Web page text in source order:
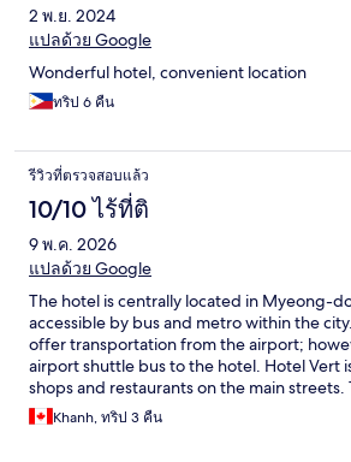
2 พ.ย. 2024
แปลด้วย Google
Wonderful hotel, convenient location
ทริป 6 คืน
รีวิวที่ตรวจสอบแล้ว
10/10 ไร้ที่ติ
9 พ.ค. 2026
แปลด้วย Google
The hotel is centrally located in Myeong-
accessible by bus and metro within the
offer transportation from the airport;
airport shuttle bus to the hotel. Hotel Vert
shops and restaurants on the main
the main Lotte department store is across
Deoksugung Palace, Cheonggye Plaza are
Khanh, ทริป 3 คืน